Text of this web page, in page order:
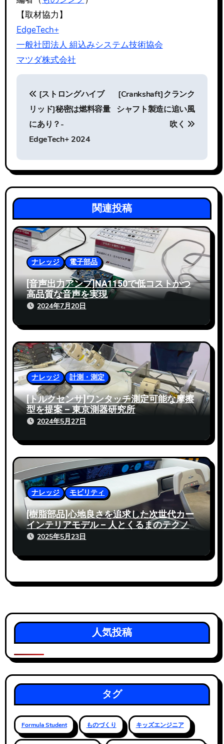
【取材協力】
EdgeTech+
一般社団法人 組込みシステム技術協会
マツダ株式会社
投
稿
ナ
ビ
ゲ
ー
シ
ョ
ン
[ストロングハイブ
リッド]秘密は燃料容量
にあり？-
EdgeTech+ 2024
[Crankshaft]クランク
シャフト製造に追い風
吹く
関連投稿
ナレッジ 電子部品
[音声出力アンプ]NA1150で低コストかつ
高品質な音声を実現
2024年7月20日
ナレッジ 計測・測定
[トルクセンサ]ワンタッチ測定可能な摩擦
型を提案 – 東京測器研究所
2024年5月27日
ナレッジ モビリティ
[樹脂部品]心地良さを追求した次世代カー
インテリアモデル – 人とくるまのテクノ
ロジー展 2025
2025年5月23日
人気投稿
タグ
Formula Student ものづくり キッズエンジニア